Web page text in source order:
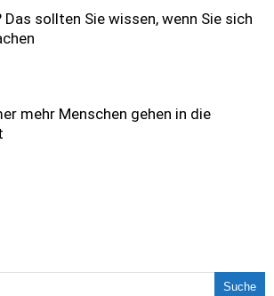
sollten Sie wissen, wenn Sie sich
mehr Menschen gehen in die